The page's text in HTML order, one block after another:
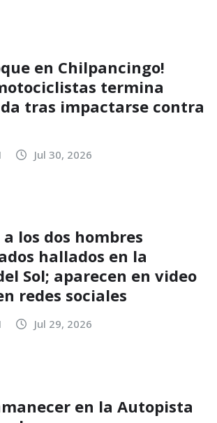
en Chilpancingo!
termina
tras impactarse contra
Jul 30, 2026
los dos hombres
hallados en la
Sol; aparecen en video
redes sociales
Jul 29, 2026
en la Autopista